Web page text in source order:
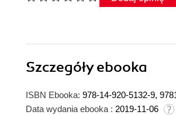
Szczegółyebooka
ISBN Ebooka: 978-14-920-5132-9,
Data wydania ebooka : 2019-11-06